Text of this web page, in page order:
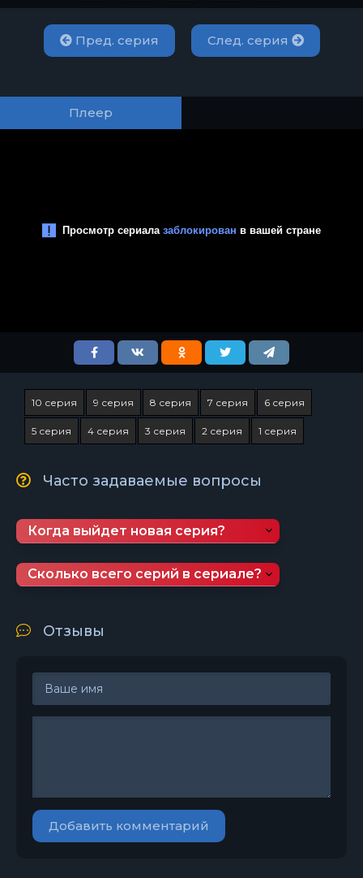
Пред. серия След. серия
Плеер
10 серия 9 серия 8 серия 7 серия 6 серия
5 серия 4 серия 3 серия 2 серия 1 серия
Часто задаваемые вопросы
Когда выйдет новая серия?
Сколько всего серий в сериале?
Отзывы
Добавить комментарий